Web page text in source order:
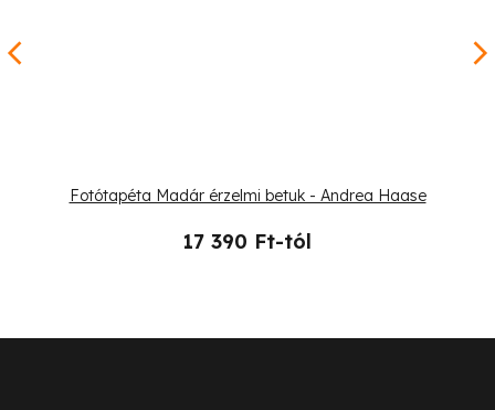
Fotótapéta Madár érzelmi betuk - Andrea Haase
17 390 Ft-tól